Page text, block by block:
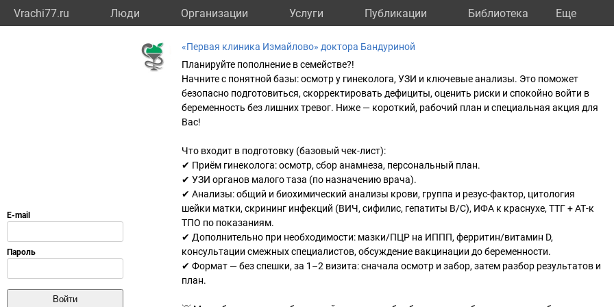
Vrachi77.ru Люди Организации Услуги Публикации Библиотека Eще
«Первая клиника Измайлово» доктора Бандуриной
Планируйте пополнение в семействе?!
Начните с понятной базы: осмотр у гинеколога, УЗИ и ключевые анализы. Это поможет
безопасно подготовиться, скорректировать дефициты, оценить риски и спокойно войти в
беременность без лишних тревог. Ниже — короткий, рабочий план и специальная акция для
Вас!
Что входит в подготовку (базовый чек-лист):
✔ Приём гинеколога: осмотр, сбор анамнеза, персональный план.
✔ УЗИ органов малого таза (по назначению врача).
✔ Анализы: общий и биохимический анализы крови, группа и резус-фактор, цитология
шейки матки, скрининг инфекций (ВИЧ, сифилис, гепатиты B/C), ИФА к краснухе, ТТГ + АТ-к
ТПО по показаниям.
✔ Дополнительно при необходимости: мазки/ПЦР на ИППП, ферритин/витамин D,
консультации смежных специалистов, обсуждение вакцинации до беременности.
✔ Формат — без спешки, за 1–2 визита: сначала осмотр и забор, затем разбор результатов и
план.